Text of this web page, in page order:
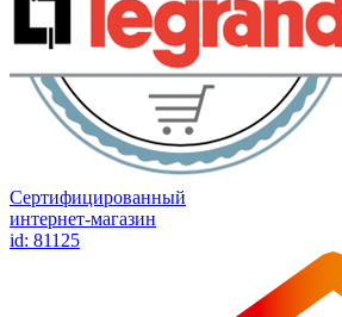
Сертифицированный
интернет-магазин
id: 81125